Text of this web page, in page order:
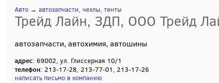
Авто → автозапчасти, чехлы, тенты
Трейд Лайн, ЗДП, ООО Трейд
автозапчасти, автохимия, автошины
адрес: 69002, ул. Глиссерная 10/1
телефон: 213-17-28, 213-77-01, 213-17-26
написать письмо в компанию